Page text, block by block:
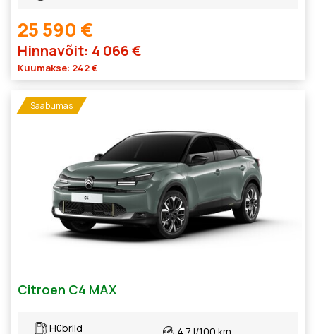
25 590 €
Hinnavõit: 4 066 €
Kuumakse: 242 €
Saabumas
Citroen C4 MAX
Hübriid